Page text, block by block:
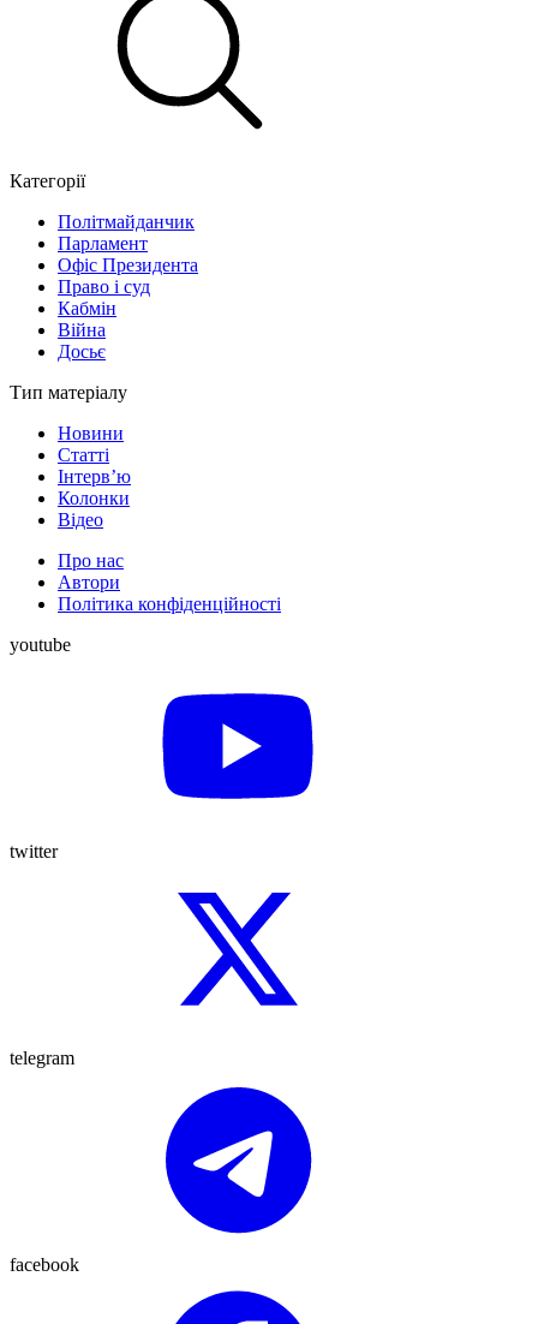
Категорії
Політмайданчик
Парламент
Офіс Президента
Право і суд
Кабмін
Війна
Досьє
Тип матеріалу
Новини
Статті
Інтерв’ю
Колонки
Відео
Про нас
Автори
Політика конфіденційності
youtube
twitter
telegram
facebook